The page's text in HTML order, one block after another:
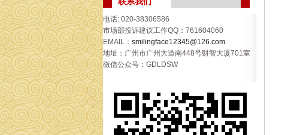
电话: 020-38306586
市场部投诉建议工作QQ：761604060
EMAIL： smilingface12345@126.com
地址：广州市广州大道南448号财智大厦701室
微信公众号：GDLDSW